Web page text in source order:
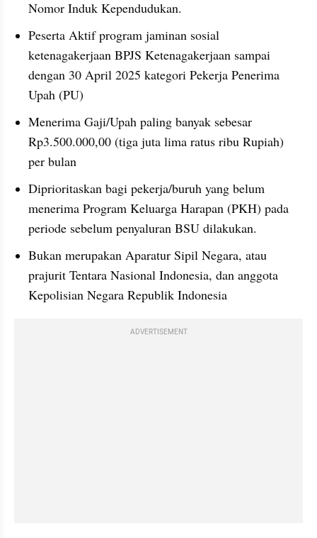
Nomor Induk Kependudukan.
Peserta Aktif program jaminan sosial
ketenagakerjaan BPJS Ketenagakerjaan sampai
dengan 30 April 2025 kategori Pekerja Penerima
Upah (PU)
Menerima Gaji/Upah paling banyak sebesar
Rp3.500.000,00 (tiga juta lima ratus ribu Rupiah)
per bulan
Diprioritaskan bagi pekerja/buruh yang belum
menerima Program Keluarga Harapan (PKH) pada
periode sebelum penyaluran BSU dilakukan.
Bukan merupakan Aparatur Sipil Negara, atau
prajurit Tentara Nasional Indonesia, dan anggota
Kepolisian Negara Republik Indonesia
ADVERTISEMENT